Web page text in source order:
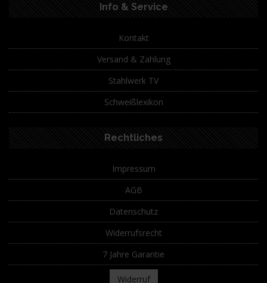
Info & Service
Kontakt
Versand & Zahlung
Stahlwerk TV
Schweißlexikon
Rechtliches
Impressum
AGB
Datenschutz
Widerrufsrecht
7 Jahre Garantie
Widerruf